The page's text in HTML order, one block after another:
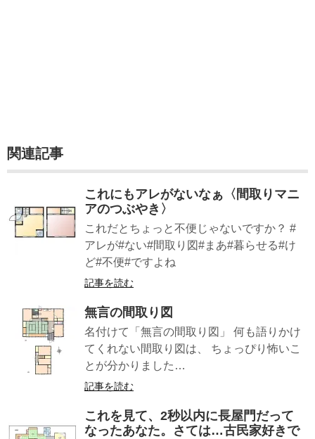
関連記事
これにもアレがないなぁ〈間取りマニ
アのつぶやき〉
これだとちょっと不便じゃないですか？ #
アレが#ない#間取り図#まあ#暮らせる#け
ど#不便#ですよね
記事を読む
無言の間取り図
名付けて「無言の間取り図」 何も語りかけ
てくれない間取り図は、 ちょっぴり怖いこ
とが分かりました…
記事を読む
これを見て、2秒以内に長屋門だって
なったあなた。さては…古民家好きで